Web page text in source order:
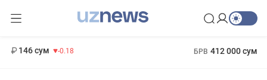
146 сум -0.18 БРВ 412 000 сум